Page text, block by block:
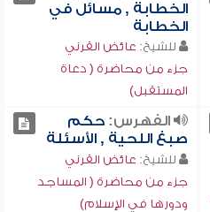
الخطابة , مسائل في
الخطابة
للشيخ: عائض القرني
جزء من محاضرة ( دعاة
المستقبل)
الفهرس:حكم
صبغ اللحية , الأسئلة
للشيخ: عائض القرني
جزء من محاضرة ( المساجد
ودورها في الإسلام)